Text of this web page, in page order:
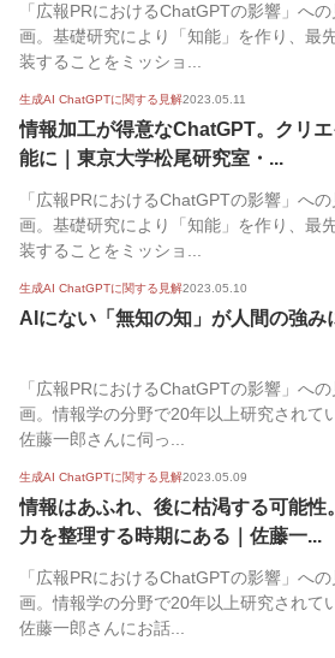
「広報PRにおけるChatGPTの影響」へ
画。基礎研究により「知能」を作り、最
装することをミッショ...
生成AI ChatGPTに関する見解2023.05.11
情報加工が得意なChatGPT。クリ
能に｜東京大学松尾研究室・...
「広報PRにおけるChatGPTの影響」へ
画。基礎研究により「知能」を作り、最
装することをミッショ...
生成AI ChatGPTに関する見解2023.05.10
AIにない「無知の知」が人間の強み
「広報PRにおけるChatGPTの影響」へ
画。情報学の分野で20年以上研究されて
佐藤一郎さんに伺っ...
生成AI ChatGPTに関する見解2023.05.09
情報はあふれ、後に枯渇する可能性
力を整理する時期にある｜佐藤一...
「広報PRにおけるChatGPTの影響」へ
画。情報学の分野で20年以上研究されて
佐藤一郎さんにお話...